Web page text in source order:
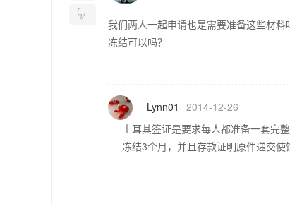

我们两人一起申请也是需要准备这些材
冻结可以吗？
Lynn01
2014-12-26
土耳其签证是要求每人都准备一套完
冻结3个月，并且存款证明原件递交使